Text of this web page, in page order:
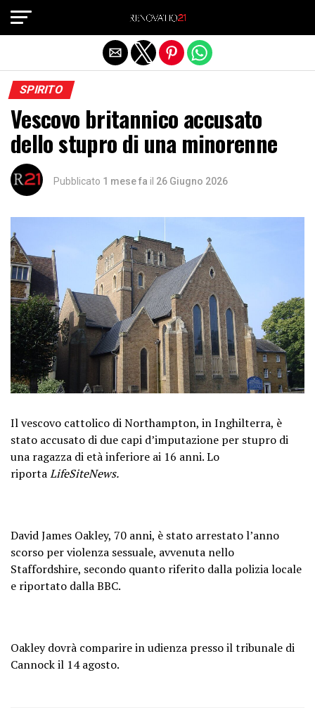
SPIRITO
Vescovo britannico accusato
dello stupro di una minorenne
Pubblicato 1 mese fa il 26 Giugno 2026
Il vescovo cattolico di Northampton, in Inghilterra, è
stato accusato di due capi d’imputazione per stupro di
una ragazza di età inferiore ai 16 anni. Lo
riportaLifeSiteNews.
David James Oakley, 70 anni, è stato arrestato l’anno
scorso per violenza sessuale, avvenuta nello
Staffordshire, secondo quanto riferito dalla polizia locale
e riportato dalla BBC.
Oakley dovrà comparire in udienza presso il tribunale di
Cannock il 14 agosto.
Exit mobile version